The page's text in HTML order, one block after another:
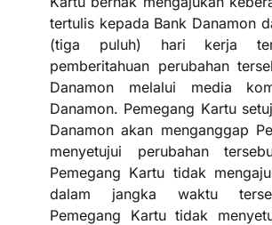
tertulis kepada Bank Danamon
(tiga puluh) hari kerja
pemberitahuan perubahan
Danamon melalui media
Danamon. Pemegang Kartu
Danamon akan menganggap
menyetujui perubahan
Pemegang Kartu tidak
dalam jangka waktu
Pemegang Kartu tidak